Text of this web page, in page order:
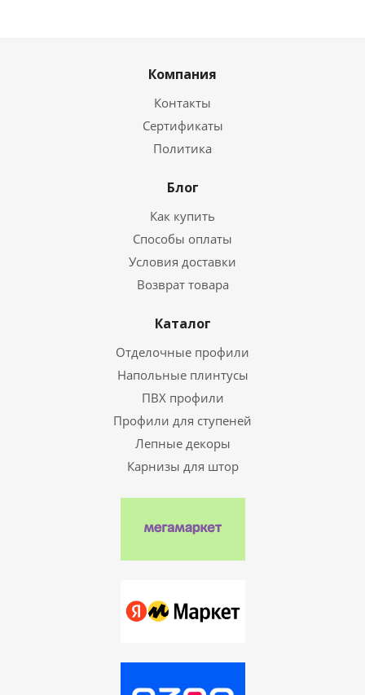
Компания
Контакты
Сертификаты
Политика
Блог
Как купить
Способы оплаты
Условия доставки
Возврат товара
Каталог
Отделочные профили
Напольные плинтусы
ПВХ профили
Профили для ступеней
Лепные декоры
Карнизы для штор